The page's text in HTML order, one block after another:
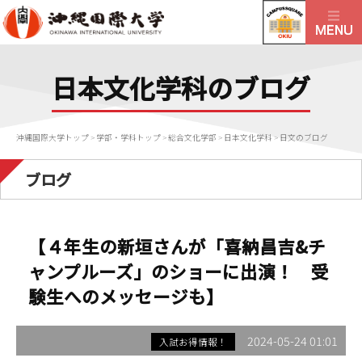
日本文化学科のブログ
沖縄国際大学トップ > 学部・学科トップ >総合文化学部 > 日本文化学科 > 日文のブログ
ブログ
【４年生の新垣さんが「喜納昌吉&チ
ャンプルーズ」のショーに出演！ 受
験生へのメッセージも】
入試お得情報！ 2024-05-24 01:01